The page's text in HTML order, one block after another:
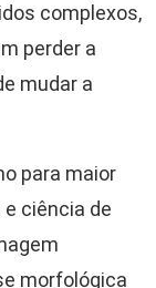
complexos,
perder a
mudar a
para maior
ciência de
morfológica